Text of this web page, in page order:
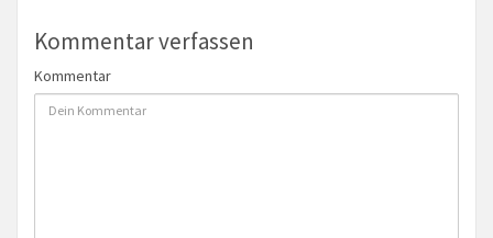
Kommentar verfassen
Kommentar